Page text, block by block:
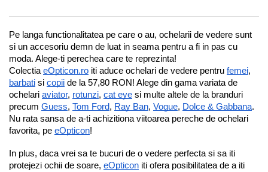
Pe langa functionalitatea pe care o au, ochelarii de vedere sunt
si un accesoriu demn de luat in seama pentru a fi in pas cu
moda. Alege-ti perechea care te reprezinta!
Colectia eOpticon.ro iti aduce ochelari de vedere pentru femei
barbati si copii de la 57,80 RON! Alege din gama variata de
ochelari aviator, rotunzi, cat eye si multe altele de la branduri
precum Guess, Tom Ford, Ray Ban, Vogue, Dolce & Gabbana.
Nu rata sansa de a-ti achizitiona viitoarea pereche de ochelari
favorita, pe eOpticon!
In plus, daca vrei sa te bucuri de o vedere perfecta si sa iti
protejezi ochii de soare, eOpticon iti ofera posibilitatea de a iti